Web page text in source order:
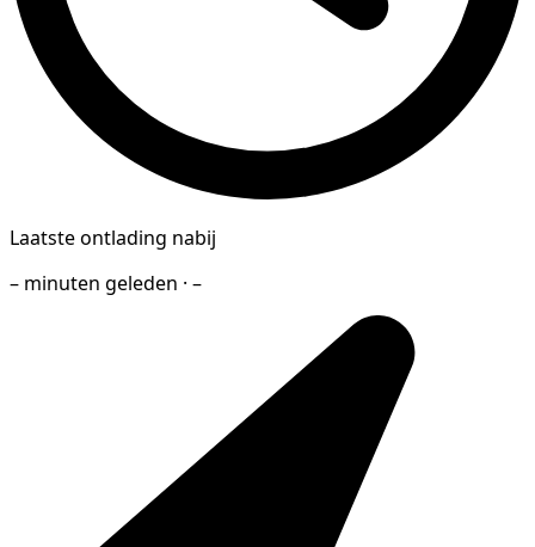
Laatste ontlading nabij
– minuten geleden · –